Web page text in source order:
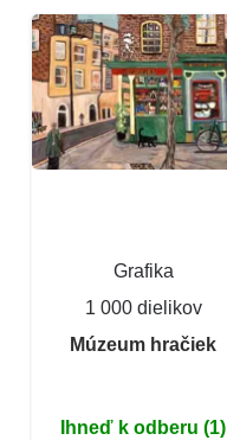
Grafika
1 000 dielikov
Múzeum hračiek
Ihneď k odberu (1)